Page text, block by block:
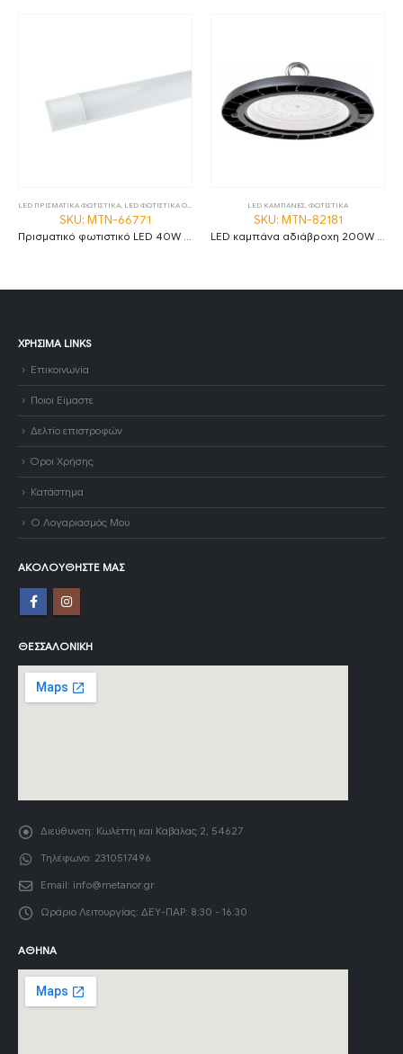
LED ΠΡΙΣΜΑΤΙΚΑ ΦΩΤΙΣΤΙΚΑ LED ΦΩΤΙΣΤΙΚΑ ΟΡΟΦΗΣ ΦΩΤΙΣΤΙΚΑ
SKU: MTN-66771
LED ΚΑΜΠΑΝΕΣ ΦΩΤΙΣΤΙΚΑ
SKU: MTN-82181
ΧΡΉΣΙΜΑ LINKS
Επικοινωνία
Ποιοι Είμαστε
Δελτίο επιστροφών
Όροι Χρήσης
Κατάστημα
Ο Λογαριασμός Μου
ΑΚΟΛΟΥΘΉΣΤΕ ΜΑΣ
ΘΕΣΣΑΛΟΝΊΚΗ
Διεύθυνση: Κωλέττη και Καβάλας 2, 54627
Τηλέφωνο: 2310517496
Email: info@metanor.gr
Ωράριο Λειτουργίας: ΔΕΥ-ΠΑΡ: 8:30 - 16:30
ΑΘΉΝΑ